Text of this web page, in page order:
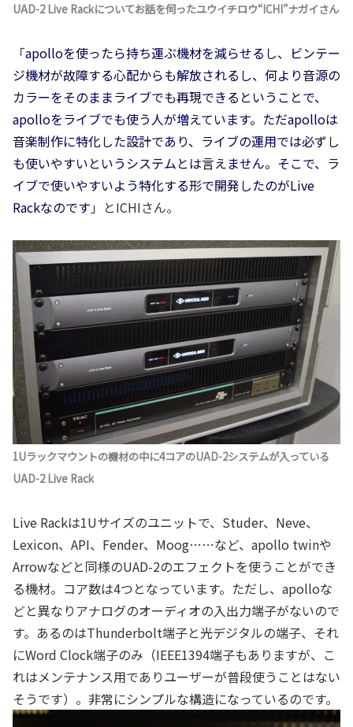
UAD-2 Live Rackについてお話を伺ったユウイチロウ“ICHI”ナガイさん
「apolloを使ったら持ち運ぶ機材を減らせるし、ビンテー
ジ機材が故障する心配からも解放されるし、何より音源の
カラーをそのままライブでも再現できるということで、
apolloをライブでも使う人が増えています。ただapolloは
音楽制作に特化した設計であり、ライブの運用では必ずし
も使いやすいというシステムとは言えません。そこで、ラ
イブで使いやすいよう特化する形で開発したのがLive
Rackなのです 」とICHIさん。
1Uラックマウントの機材の中に4コアのUAD-2システムが入っている
UAD-2 Live Rack
Live Rackは1Uサイズのユニットで、Studer、Neve、
Lexicon、API、Fender、Moog……など、apollo twinや
Arrowなどと同様のUAD-2のエフェクトを使うことができ
る機材。コア数は4つとなっています。ただし、apolloな
どと異なりアナログのオーディオの入出力端子がないので
す。あるのはThunderbolt端子と光デジタルの端子、それ
にWord Clock端子のみ（IEEE1394端子もありますが、こ
れはメンテナンス用でありユーザーが普段使うことはない
そうです）。非常にシンプルな構造になっているのです。